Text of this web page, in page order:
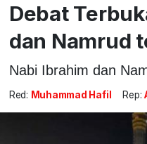
Debat
dan Namrud
Nabi Ibrahim dan
Red: Muhammad Hafil Rep: